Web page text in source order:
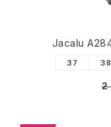
Jacalu
37 38
2